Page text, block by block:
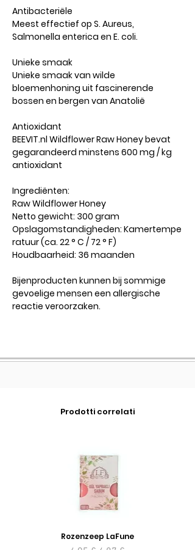
Antibacteriële
Meest effectief op S. Aureus,
Salmonella enterica en E. coli.
Unieke smaak
Unieke smaak van wilde
bloemenhoning uit fascinerende
bossen en bergen van Anatolië
Antioxidant
BEEVIT.nl Wildflower Raw Honey bevat
gegarandeerd minstens 600 mg / kg
antioxidant
Ingrediënten:
Raw Wildflower Honey
Netto gewicht: 300 gram
Opslagomstandigheden: Kamertempe
ratuur (ca. 22 ° C / 72 ° F)
Houdbaarheid: 36 maanden
Bijenproducten kunnen bij sommige
gevoelige mensen een allergische
reactie veroorzaken.
Prodotti correlati
Rozenzeep LaFune